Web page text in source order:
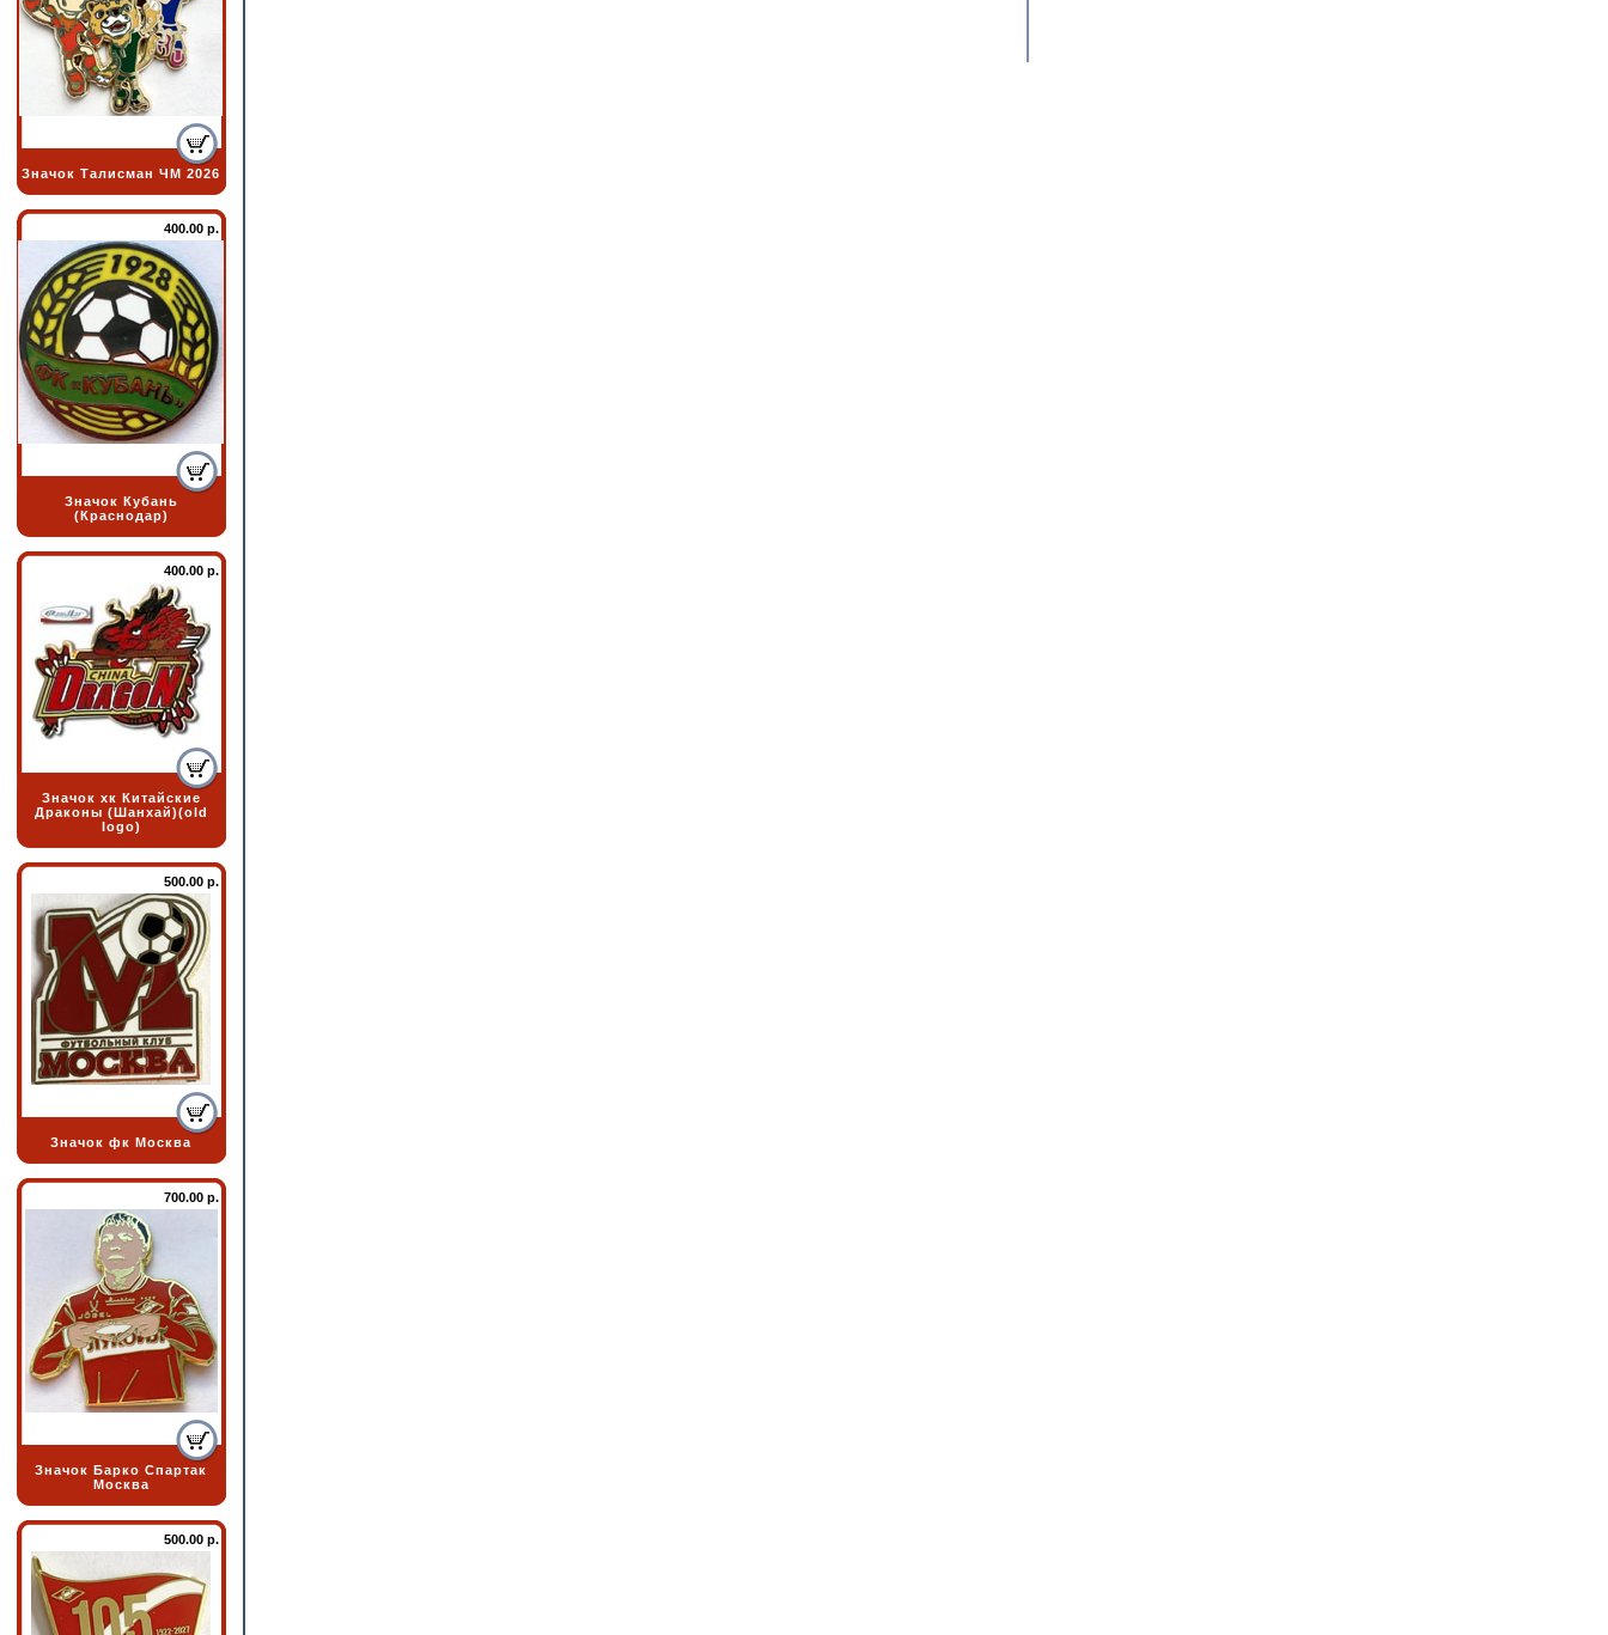
Значок Талисман ЧМ 2026
400.00 р.
Значок Кубань
(Краснодар)
400.00 р.
Значок хк Китайские
Драконы (Шанхай)(old
logo)
500.00 р.
Значок фк Москва
700.00 р.
Значок Барко Спартак
Москва
500.00 р.